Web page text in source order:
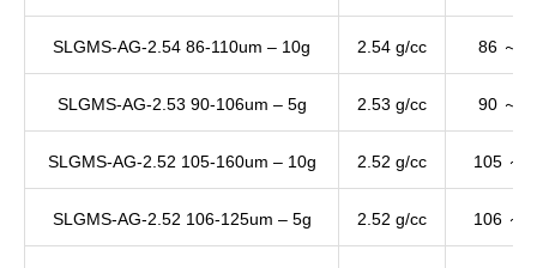
SLGMS-AG-2.54 86-110um – 10g 2.54 g/cc 86 ～
SLGMS-AG-2.53 90-106um – 5g 2.53 g/cc 90 ～
SLGMS-AG-2.52 105-160um – 10g 2.52 g/cc 105 ～
SLGMS-AG-2.52 106-125um – 5g 2.52 g/cc 106 ～